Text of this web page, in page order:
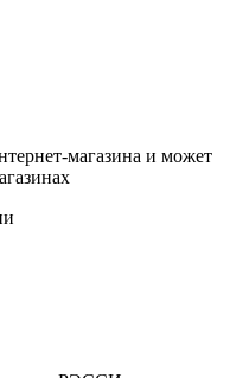
магазина и может